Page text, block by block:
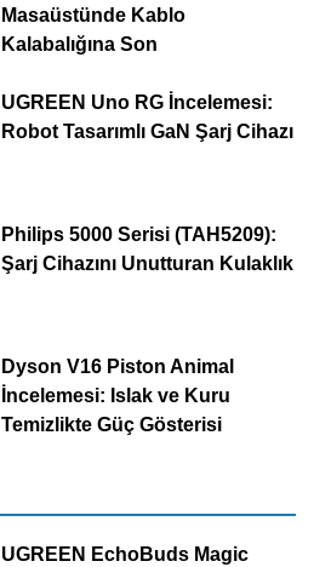
Masaüstünde Kablo
Kalabalığına Son
UGREEN Uno RG İncelemesi:
Robot Tasarımlı GaN Şarj Cihazı
Philips 5000 Serisi (TAH5209):
Şarj Cihazını Unutturan Kulaklık
Dyson V16 Piston Animal
İncelemesi: Islak ve Kuru
Temizlikte Güç Gösterisi
UGREEN EchoBuds Magic